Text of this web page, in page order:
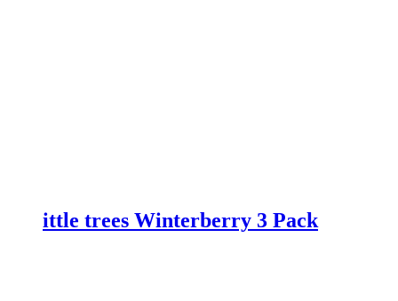
ittle trees Winterberry 3 Pack